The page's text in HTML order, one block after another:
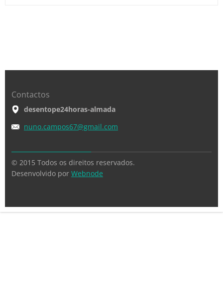
Contactos
desentope24horas-almada
nuno.campos67@gmail.com
© 2015 Todos os direitos reservados.
Desenvolvido por Webnode